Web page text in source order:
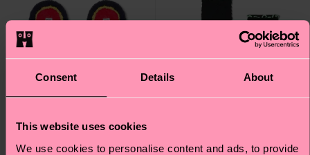
Consent Details About
This website uses cookies
We use cookies to personalise content and ads, to provide